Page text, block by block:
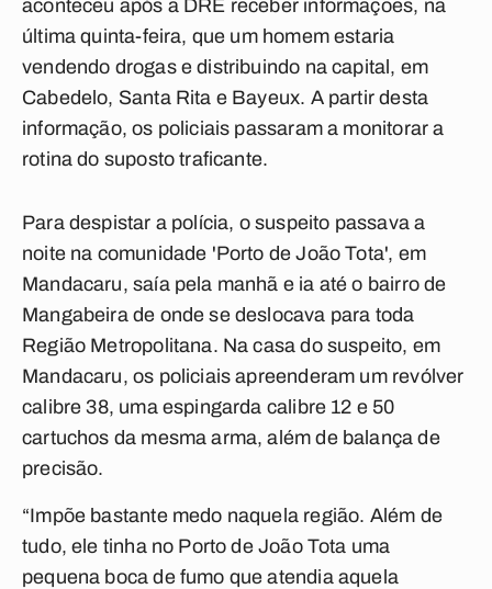
aconteceu após a DRE receber informações, na
última quinta-feira, que um homem estaria
vendendo drogas e distribuindo na capital, em
Cabedelo, Santa Rita e Bayeux. A partir desta
informação, os policiais passaram a monitorar a
rotina do suposto traficante.
Para despistar a polícia, o suspeito passava a
noite na comunidade 'Porto de João Tota', em
Mandacaru, saía pela manhã e ia até o bairro de
Mangabeira de onde se deslocava para toda
Região Metropolitana. Na casa do suspeito, em
Mandacaru, os policiais apreenderam um revólver
calibre 38, uma espingarda calibre 12 e 50
cartuchos da mesma arma, além de balança de
precisão.
“Impõe bastante medo naquela região. Além de
tudo, ele tinha no Porto de João Tota uma
pequena boca de fumo que atendia aquela